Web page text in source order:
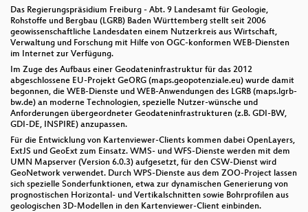
Das Regierungspräsidium Freiburg - Abt. 9 Landesamt für Geologie,
Rohstoffe und Bergbau (LGRB) Baden Württemberg stellt seit 2006
geowissenschaftliche Landesdaten einem Nutzerkreis aus Wirtschaft,
Verwaltung und Forschung mit Hilfe von OGC-konformen WEB-Diensten
im Internet zur Verfügung.
Im Zuge des Aufbaus einer Geodateninfrastruktur für das 2012
abgeschlossene EU-Projekt GeORG (maps.geopotenziale.eu) wurde damit
begonnen, die WEB-Dienste und WEB-Anwendungen des LGRB (maps.lgrb-
bw.de) an moderne Technologien, spezielle Nutzer-wünsche und
Anforderungen übergeordneter Geodateninfrastrukturen (z.B. GDI-BW,
GDI-DE, INSPIRE) anzupassen.
Für die Entwicklung von Kartenviewer-Clients kommen dabei OpenLayers,
ExtJS und GeoExt zum Einsatz. WMS- und WFS-Dienste werden mit dem
UMN Mapserver (Version 6.0.3) aufgesetzt, für den CSW-Dienst wird
GeoNetwork verwendet. Durch WPS-Dienste aus dem ZOO-Project lassen
sich spezielle Sonderfunktionen, etwa zur dynamischen Generierung von
prognostischen Horizontal- und Vertikalschnitten sowie Bohrprofilen aus
geologischen 3D-Modellen in den Kartenviewer-Client einbinden.